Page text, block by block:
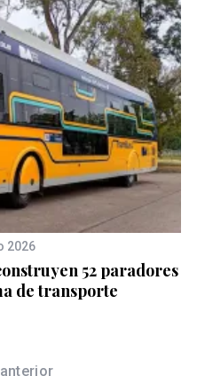
2026
52 paradores
de transporte